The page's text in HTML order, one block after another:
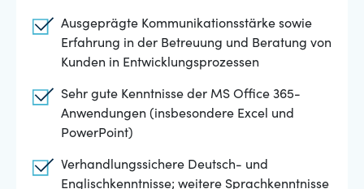
Ausgeprägte Kommunikationsstärke sowie
Erfahrung in der Betreuung und Beratung von
Kunden in Entwicklungsprozessen
Sehr gute Kenntnisse der MS Office 365-
Anwendungen (insbesondere Excel und
PowerPoint)
Verhandlungssichere Deutsch- und
Englischkenntnisse; weitere Sprachkenntnisse